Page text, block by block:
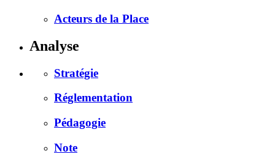
Acteurs de la Place
Analyse
Stratégie
Réglementation
Pédagogie
Note